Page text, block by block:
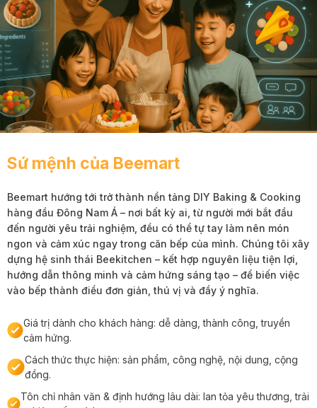
Sứ mệnh của Beemart
Beemart hướng tới trở thành nền tảng DIY Baking & Cooking
hàng đầu Đông Nam Á – nơi bất kỳ ai, từ người mới bắt đầu
đến người yêu trải nghiệm, đều có thể tự tay làm nên món
ngon và cảm xúc ngay trong căn bếp của mình. Chúng tôi xây
dựng hệ sinh thái Beekitchen – kết hợp nguyên liệu tiện lợi,
hướng dẫn thông minh và cảm hứng sáng tạo – để biến việc
vào bếp thành điều đơn giản, thú vị và đầy ý nghĩa.
Giá trị dành cho khách hàng: dễ dàng, thành công, truyền
cảm hứng.
Cách thức thực hiện: sản phẩm, công nghệ, nội dung, cộng
đồng.
Tôn chỉ nhân văn & định hướng lâu dài: lan tỏa yêu thương, trải